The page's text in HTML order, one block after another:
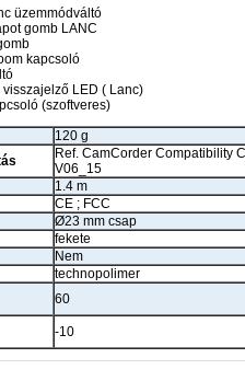
üzemmódváltó
gomb LANC
kapcsoló
visszajelző LED ( Lanc)
(szoftveres)
120 g
Ref. CamCorder Compatibility
V06_15
1.4 m
CE ; FCC
Ø23 mm csap
fekete
Nem
technopolimer
60
-10